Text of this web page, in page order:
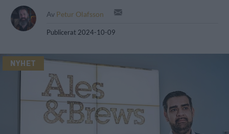
Av Petur Olafsson
Publicerat 2024-10-09
NYHET